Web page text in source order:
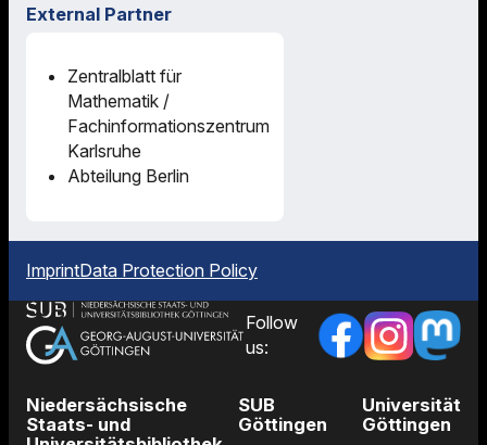
External Partner
Zentralblatt für
Mathematik /
Fachinformationszentrum
Karlsruhe
Abteilung Berlin
ImprintData Protection Policy
Follow
us:
Niedersächsische
Staats- und
SUB
Göttingen
Universität
Göttingen